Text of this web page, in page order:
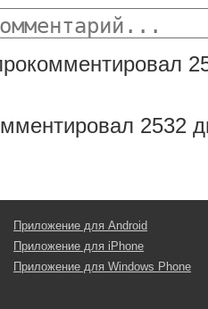
2532
Приложение для Android
Приложение для iPhone
Приложение для Windows Phone